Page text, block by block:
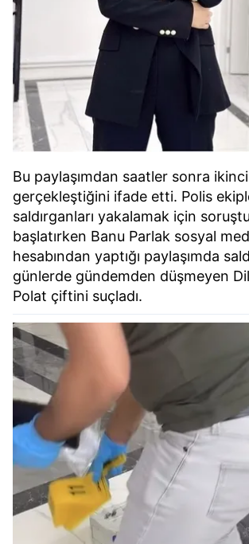
Bu paylaşımdan saatler sonra ikinci
gerçekleştiğini ifade etti. Polis
saldırganları yakalamak için
başlatırken Banu Parlak sosyal
hesabından yaptığı paylaşımda
günlerde gündemden düşmeyen
Polat çiftini suçladı.